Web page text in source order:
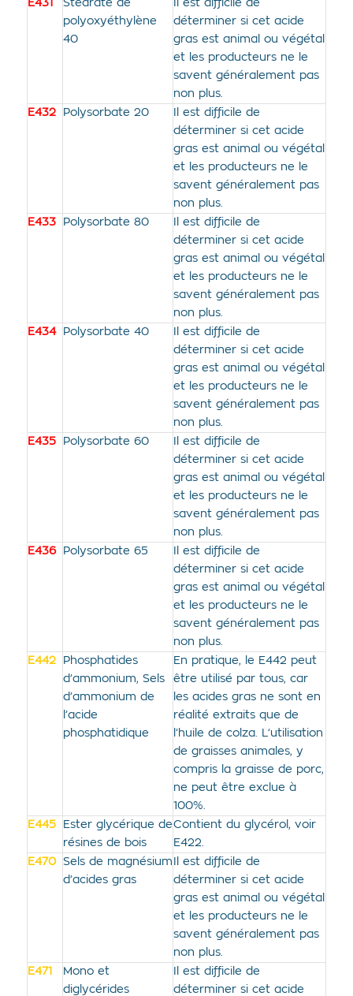
E431
Stéarate de
polyoxyéthylène
40
Il est difficile de
déterminer si cet acide
gras est animal ou végétal
et les producteurs ne le
savent généralement pas
non plus.
E432
Polysorbate 20
Il est difficile de
déterminer si cet acide
gras est animal ou végétal
et les producteurs ne le
savent généralement pas
non plus.
E433
Polysorbate 80
Il est difficile de
déterminer si cet acide
gras est animal ou végétal
et les producteurs ne le
savent généralement pas
non plus.
E434
Polysorbate 40
Il est difficile de
déterminer si cet acide
gras est animal ou végétal
et les producteurs ne le
savent généralement pas
non plus.
E435
Polysorbate 60
Il est difficile de
déterminer si cet acide
gras est animal ou végétal
et les producteurs ne le
savent généralement pas
non plus.
E436
Polysorbate 65
Il est difficile de
déterminer si cet acide
gras est animal ou végétal
et les producteurs ne le
savent généralement pas
non plus.
E442
Phosphatides
d’ammonium, Sels
d’ammonium de
l’acide
phosphatidique
En pratique, le E442 peut
être utilisé par tous, car
les acides gras ne sont en
réalité extraits que de
l’huile de colza. L’utilisation
de graisses animales, y
compris la graisse de porc,
ne peut être exclue à
100%.
E445
Ester glycérique de
résines de bois
Contient du glycérol, voir
E422.
E470
Sels de magnésium
d’acides gras
Il est difficile de
déterminer si cet acide
gras est animal ou végétal
et les producteurs ne le
savent généralement pas
non plus.
E471
Mono et
diglycérides
Il est difficile de
déterminer si cet acide